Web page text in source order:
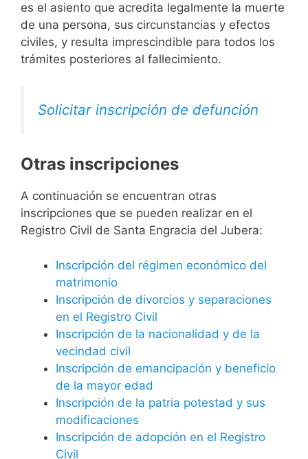
es el asiento que acredita legalmente la muerte
de una persona, sus circunstancias y efectos
civiles, y resulta imprescindible para todos los
trámites posteriores al fallecimiento.
Solicitar inscripción de defunción
Otras inscripciones
A continuación se encuentran otras
inscripciones que se pueden realizar en el
Registro Civil de Santa Engracia del Jubera:
Inscripción del régimen económico del
matrimonio
Inscripción de divorcios y separaciones
en el Registro Civil
Inscripción de la nacionalidad y de la
vecindad civil
Inscripción de emancipación y beneficio
de la mayor edad
Inscripción de la patria potestad y sus
modificaciones
Inscripción de adopción en el Registro
Civil